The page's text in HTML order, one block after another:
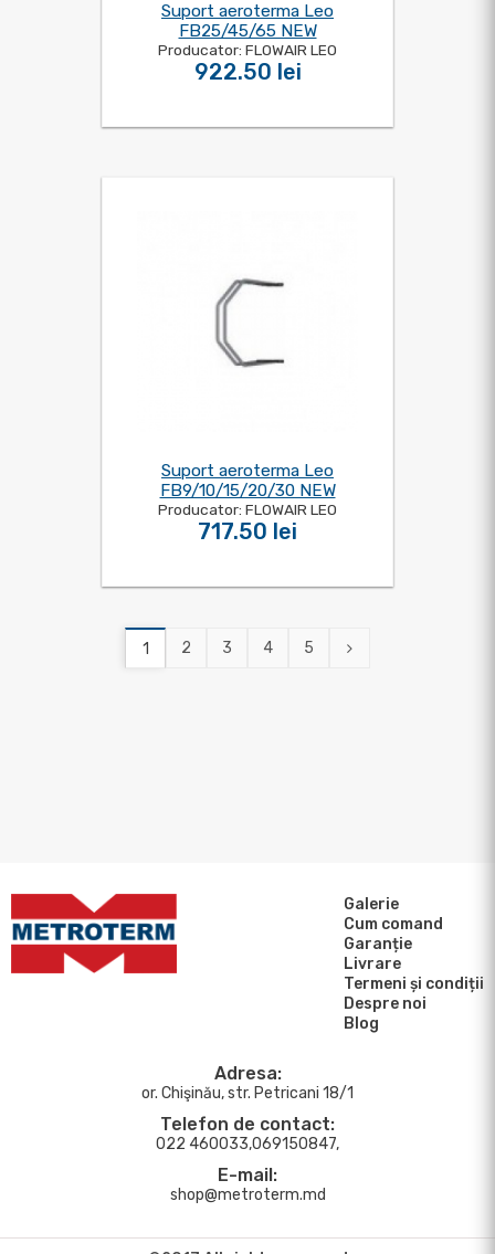
Suport aeroterma Leo
FB25/45/65 NEW
Producator: FLOWAIR LEO
922.50 lei
Suport aeroterma Leo
FB9/10/15/20/30 NEW
Producator: FLOWAIR LEO
717.50 lei
1 2 3 4 5
Galerie
Cum comand
Garanție
Livrare
Termeni și condiții
Despre noi
Blog
Adresa:
or. Chişinău, str. Petricani 18/1
Telefon de contact:
022 460033,069150847,
E-mail:
shop@metroterm.md